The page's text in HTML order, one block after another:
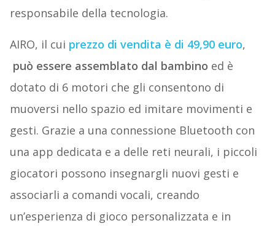
responsabile della tecnologia.
AIRO, il cui prezzo di vendita è di 49,90 euro,
può essere assemblato dal bambino ed è
dotato di 6 motori che gli consentono di
muoversi nello spazio ed imitare movimenti e
gesti. Grazie a una connessione Bluetooth con
una app dedicata e a delle reti neurali, i piccoli
giocatori possono insegnargli nuovi gesti e
associarli a comandi vocali, creando
un’esperienza di gioco personalizzata e in